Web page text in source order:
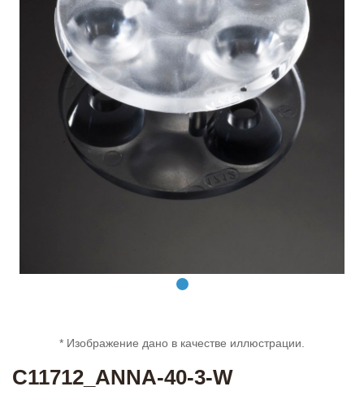
* Изображение дано в качестве иллюстрации.
C11712_ANNA-40-3-W